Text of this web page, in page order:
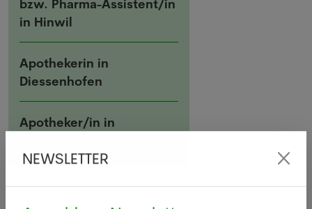
bzw. Pharma-Assistent/in
in Hinwil
Apothekerin in
Diessenhofen
Apotheker/in in
NEWSLETTER